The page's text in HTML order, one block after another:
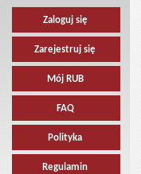
Zaloguj się
Zarejestruj się
Mój RUB
FAQ
Polityka
Regulamin